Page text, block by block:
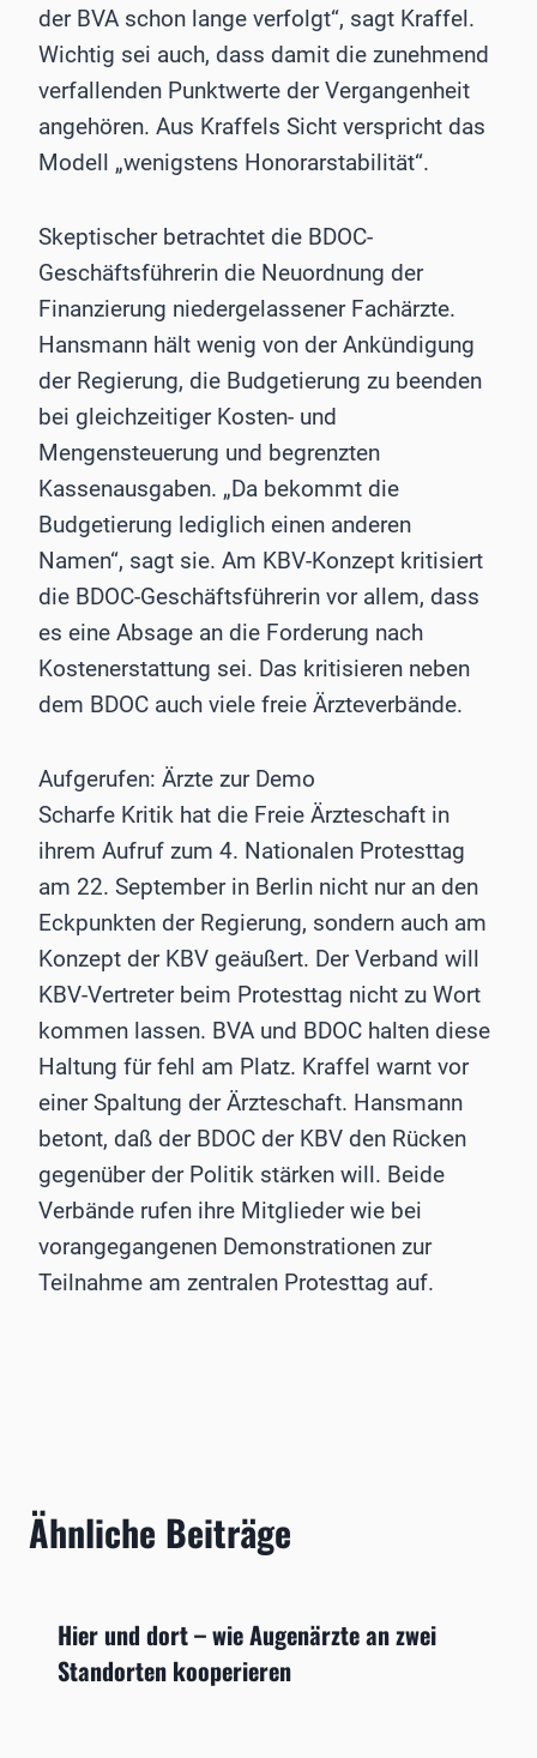
der BVA schon lange verfolgt“, sagt Kraffel.
Wichtig sei auch, dass damit die zunehmend
verfallenden Punktwerte der Vergangenheit
angehören. Aus Kraffels Sicht verspricht das
Modell „wenigstens Honorarstabilität“.
Skeptischer betrachtet die BDOC-
Geschäftsführerin die Neuordnung der
Finanzierung niedergelassener Fachärzte.
Hansmann hält wenig von der Ankündigung
der Regierung, die Budgetierung zu beenden
bei gleichzeitiger Kosten- und
Mengensteuerung und begrenzten
Kassenausgaben. „Da bekommt die
Budgetierung lediglich einen anderen
Namen“, sagt sie. Am KBV-Konzept kritisiert
die BDOC-Geschäftsführerin vor allem, dass
es eine Absage an die Forderung nach
Kostenerstattung sei. Das kritisieren neben
dem BDOC auch viele freie Ärzteverbände.
Aufgerufen: Ärzte zur Demo
Scharfe Kritik hat die Freie Ärzteschaft in
ihrem Aufruf zum 4. Nationalen Protesttag
am 22. September in Berlin nicht nur an den
Eckpunkten der Regierung, sondern auch am
Konzept der KBV geäußert. Der Verband will
KBV-Vertreter beim Protesttag nicht zu Wort
kommen lassen. BVA und BDOC halten diese
Haltung für fehl am Platz. Kraffel warnt vor
einer Spaltung der Ärzteschaft. Hansmann
betont, daß der BDOC der KBV den Rücken
gegenüber der Politik stärken will. Beide
Verbände rufen ihre Mitglieder wie bei
vorangegangenen Demonstrationen zur
Teilnahme am zentralen Protesttag auf.
Ähnliche Beiträge
Hier und dort – wie Augenärzte an zwei
Standorten kooperieren